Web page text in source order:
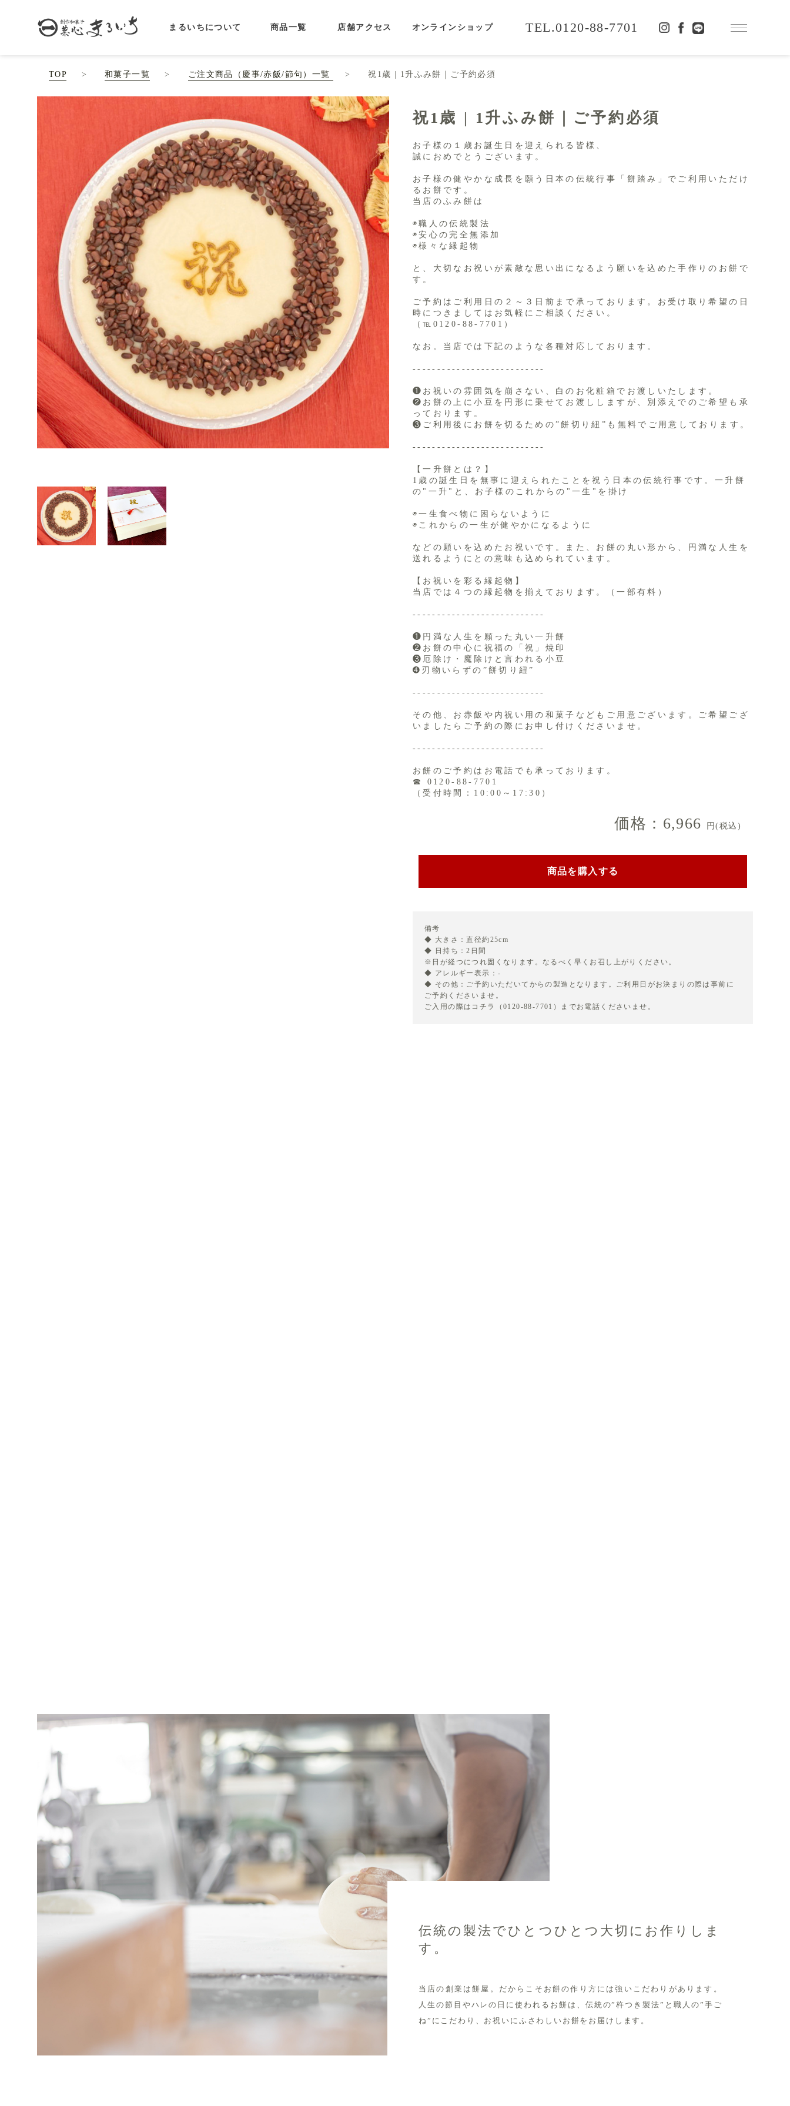
まるいちについて 商品一覧 店舗アクセス オンラインショップ 0120-88-7701
TOP 和菓子一覧 ご注文商品（慶事/赤飯/節句）一覧 祝1歳 | 1升ふみ餅｜ご予約必須
祝1歳 | 1升ふみ餅｜ご予約必須
お子様の１歳お誕生日を迎えられる皆様、
誠におめでとうございます。
お子様の健やかな成長を願う日本の伝統行事「餅踏み」でご利用いただけ
るお餅です。
当店のふみ餅は
◉職人の伝統製法
◉安心の完全無添加
◉様々な縁起物
と、大切なお祝いが素敵な思い出になるよう願いを込めた手作りのお餅で
す。
ご予約はご利用日の２～３日前まで承っております。お受け取り希望の日
時につきましてはお気軽にご相談ください。
（℡0120-88-7701）
なお。当店では下記のような各種対応しております。
---------------------------
❶お祝いの雰囲気を崩さない、白のお化粧箱でお渡しいたします。
❷お餅の上に小豆を円形に乗せてお渡ししますが、別添えでのご希望も承
っております。
❸ご利用後にお餅を切るための”餅切り紐”も無料でご用意しております。
---------------------------
【一升餅とは？】
1歳の誕生日を無事に迎えられたことを祝う日本の伝統行事です。一升餅
の"一升"と、お子様のこれからの"一生"を掛け
◉一生食べ物に困らないように
◉これからの一生が健やかになるように
などの願いを込めたお祝いです。また、お餅の丸い形から、円満な人生を
送れるようにとの意味も込められています。
【お祝いを彩る縁起物】
当店では４つの縁起物を揃えております。（一部有料）
---------------------------
❶円満な人生を願った丸い一升餅
❷お餅の中心に祝福の「祝」焼印
❸厄除け・魔除けと言われる小豆
➍刃物いらずの”餅切り紐”
---------------------------
その他、お赤飯や内祝い用の和菓子などもご用意ございます。ご希望ござ
いましたらご予約の際にお申し付けくださいませ。
---------------------------
お餅のご予約はお電話でも承っております。
☎ 0120-88-7701
（受付時間：10:00～17:30）
価格：6,966 円(税込)
商品を購入する
備考
◆ 大きさ：直径約25cm
◆ 日持ち：2日間
※日が経つにつれ固くなります。なるべく早くお召し上がりください。
◆ アレルギー表示：-
◆ その他：ご予約いただいてからの製造となります。ご利用日がお決まりの際は事前に
ご予約くださいませ。
ご入用の際はコチラ（0120-88-7701）までお電話くださいませ。
伝統の製法でひとつひとつ大切にお作りしま
す。
当店の創業は餅屋。だからこそお餅の作り方には強いこだわりがあります。
人生の節目やハレの日に使われるお餅は、伝統の”杵つき製法”と職人の”手ご
ね”にこだわり、お祝いにふさわしいお餅をお届けします。